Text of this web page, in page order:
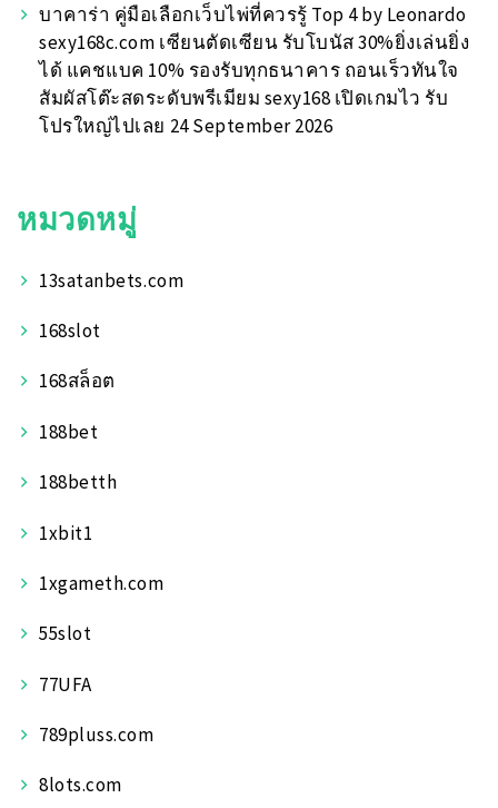
บาคาร่า คู่มือเลือกเว็บไพ่ที่ควรรู้ Top 4 by Leonardo
sexy168c.com เซียนตัดเซียน รับโบนัส 30%ยิ่งเล่นยิ่ง
ได้ แคชแบค 10% รองรับทุกธนาคาร ถอนเร็วทันใจ
สัมผัสโต๊ะสดระดับพรีเมียม sexy168 เปิดเกมไว รับ
โปรใหญ่ไปเลย 24 September 2026
หมวดหมู่
13satanbets.com
168slot
168สล็อต
188bet
188betth
1xbit1
1xgameth.com
55slot
77UFA
789pluss.com
8lots.com